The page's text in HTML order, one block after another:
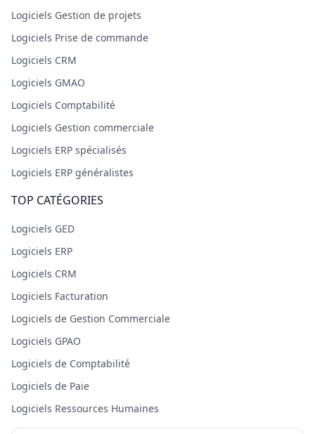
Logiciels Gestion de projets
Logiciels Prise de commande
Logiciels CRM
Logiciels GMAO
Logiciels Comptabilité
Logiciels Gestion commerciale
Logiciels ERP spécialisés
Logiciels ERP généralistes
TOP CATÉGORIES
Logiciels GED
Logiciels ERP
Logiciels CRM
Logiciels Facturation
Logiciels de Gestion Commerciale
Logiciels GPAO
Logiciels de Comptabilité
Logiciels de Paie
Logiciels Ressources Humaines